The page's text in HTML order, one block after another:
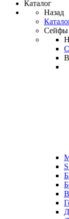
Каталог
Назад
Сейфы